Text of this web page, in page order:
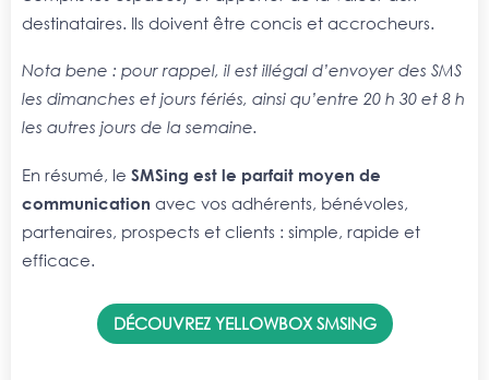
destinataires. Ils doivent être concis et accrocheurs.
Nota bene : pour rappel, il est illégal d’envoyer des SMS
les dimanches et jours fériés, ainsi qu’entre 20 h 30 et 8 h
les autres jours de la semaine.
En résumé, le SMSing est le parfait moyen de
communication avec vos adhérents, bénévoles,
partenaires, prospects et clients : simple, rapide et
efficace.
DÉCOUVREZ YELLOWBOX SMSING